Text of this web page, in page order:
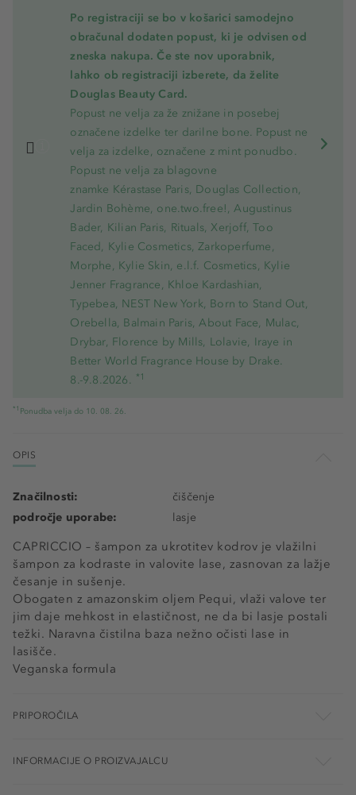
Po registraciji se bo v košarici samodejno
obračunal dodaten popust, ki je odvisen od
zneska nakupa. Če ste nov uporabnik,
lahko ob registraciji izberete, da želite
Douglas Beauty Card.
Popust ne velja za že znižane in posebej
označene izdelke ter darilne bone. Popust ne
velja za izdelke, označene z mint ponudbo.
Popust ne velja za blagovne
znamke Kérastase Paris, Douglas Collection,
Jardin Bohème, one.two.free!, Augustinus
Bader, Kilian Paris, Rituals, Xerjoff, Too
Faced, Kylie Cosmetics, Zarkoperfume,
Morphe, Kylie Skin, e.l.f. Cosmetics, Kylie
Jenner Fragrance, Khloe Kardashian,
Typebea, NEST New York, Born to Stand Out,
Orebella, Balmain Paris, About Face, Mulac,
Drybar, Florence by Mills, Lolavie, Iraye in
Better World Fragrance House by Drake.
8.-9.8.2026. *1
*1 Ponudba velja do 10. 08. 26.
OPIS
CAPRICCIO – šampon za ukrotitev kodrov je vlažilni
šampon za kodraste in valovite lase, zasnovan za lažje
česanje in sušenje.
Obogaten z amazonskim oljem Pequi, vlaži valove ter
jim daje mehkost in elastičnost, ne da bi lasje postali
težki. Naravna čistilna baza nežno očisti lase in
lasišče.
Veganska formula
Značilnosti:
čiščenje
področje uporabe:
lasje
PRIPOROČILA
INFORMACIJE O PROIZVAJALCU